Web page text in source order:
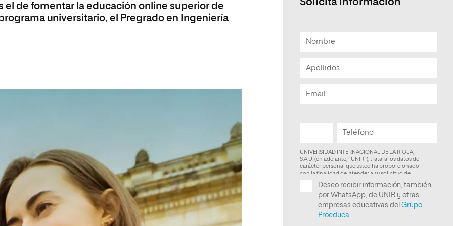
de fomentar la educación online superior de
universitario, el Pregrado en Ingeniería
Solicita informacion